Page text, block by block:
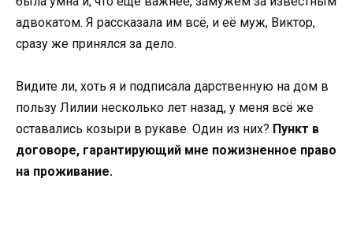
адвокатом. Я рассказала им всё, и её муж, Виктор,
сразу же принялся за дело.
Видите ли, хоть я и подписала дарственную на дом в
пользу Лилии несколько лет назад, у меня всё же
оставались козыри в рукаве. Один из них? Пункт в
договоре, гарантирующий мне пожизненное право
на проживание.